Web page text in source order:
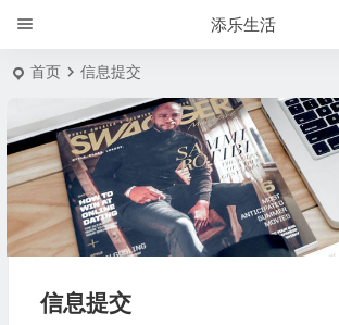
添乐生活
首页 信息提交
信息提交